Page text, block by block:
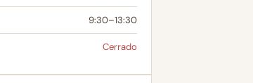
9:30–13:30
Cerrado